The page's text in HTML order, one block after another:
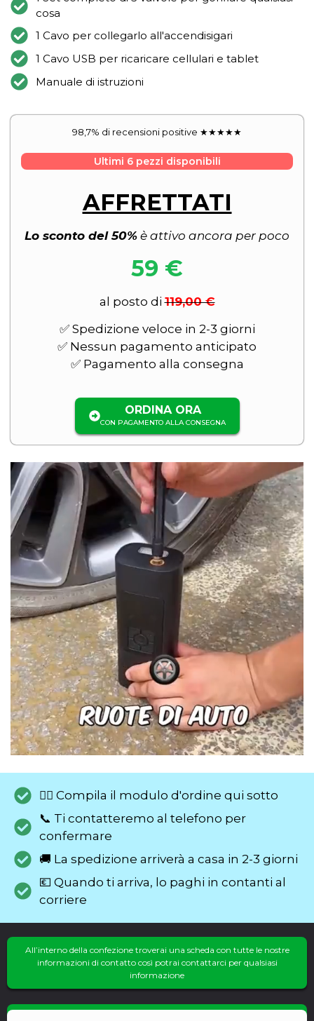
cosa
1 Cavo per collegarlo all'accendisigari
1 Cavo USB per ricaricare cellulari e tablet
Manuale di istruzioni
98,7% di recensioni positive ★★★★★
Ultimi 6 pezzi disponibili
AFFRETTATI
Lo sconto del 50% è attivo ancora per poco
59 €
al posto di119,00 €
✅ Spedizione veloce in 2-3 giorni
✅ Nessun pagamento anticipato
✅ Pagamento alla consegna
ORDINA ORA
CON PAGAMENTO ALLA CONSEGNA
✍🏼 Compila il modulo d'ordine qui sotto
📞 Ti contatteremo al telefono per
confermare
🚚 La spedizione arriverà a casa in 2-3 giorni
💶 Quando ti arriva, lo paghi in contanti al
corriere
All’interno della confezione troverai una scheda con tutte le nostre
informazioni di contatto così potrai contattarci per qualsiasi
informazione